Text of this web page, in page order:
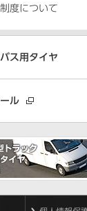
度について
ス用タイヤ
ル